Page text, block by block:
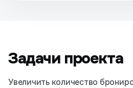
Задачи проекта
Увеличить количество